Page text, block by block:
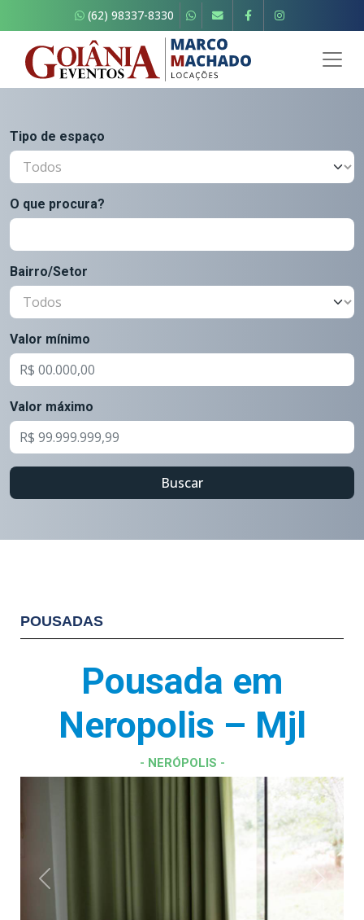
(62) 98337-8330
Tipo de espaço
O que procura?
Bairro/Setor
Valor mínimo
Valor máximo
Buscar
POUSADAS
Pousada em
Neropolis – Mjl
- NERÓPOLIS -
Previous